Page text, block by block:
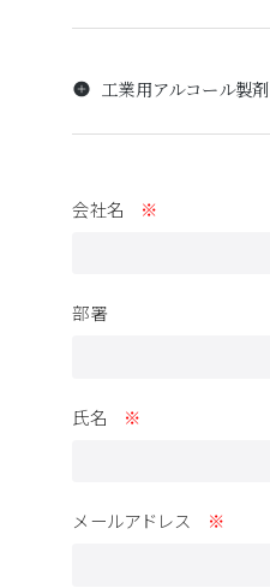
工業用アルコール製剤
会社名 ※
部署
氏名 ※
メールアドレス ※